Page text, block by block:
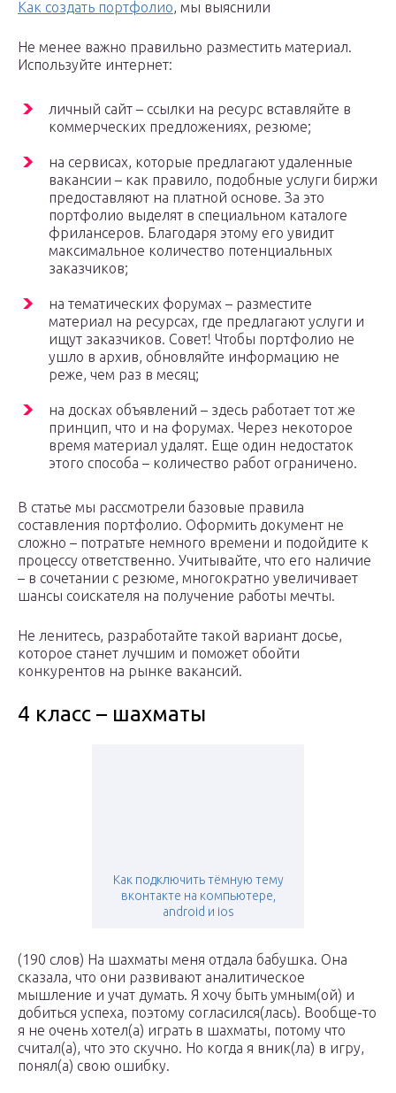
Как создать портфолио, мы выяснили
Не менее важно правильно разместить материал.
Используйте интернет:
личный сайт – ссылки на ресурс вставляйте в
коммерческих предложениях, резюме;
на сервисах, которые предлагают удаленные
вакансии – как правило, подобные услуги биржи
предоставляют на платной основе. За это
портфолио выделят в специальном каталоге
фрилансеров. Благодаря этому его увидит
максимальное количество потенциальных
заказчиков;
на тематических форумах – разместите
материал на ресурсах, где предлагают услуги и
ищут заказчиков. Совет! Чтобы портфолио не
ушло в архив, обновляйте информацию не
реже, чем раз в месяц;
на досках объявлений – здесь работает тот же
принцип, что и на форумах. Через некоторое
время материал удалят. Еще один недостаток
этого способа – количество работ ограничено.
В статье мы рассмотрели базовые правила
составления портфолио. Оформить документ не
сложно – потратьте немного времени и подойдите к
процессу ответственно. Учитывайте, что его наличие
– в сочетании с резюме, многократно увеличивает
шансы соискателя на получение работы мечты.
Не ленитесь, разработайте такой вариант досье,
которое станет лучшим и поможет обойти
конкурентов на рынке вакансий.
4 класс – шахматы
Как подключить тёмную тему
вконтакте на компьютере,
android и ios
(190 слов) На шахматы меня отдала бабушка. Она
сказала, что они развивают аналитическое
мышление и учат думать. Я хочу быть умным(ой) и
добиться успеха, поэтому согласился(лась). Вообще-то
я не очень хотел(а) играть в шахматы, потому что
считал(а), что это скучно. Но когда я вник(ла) в игру,
понял(а) свою ошибку.